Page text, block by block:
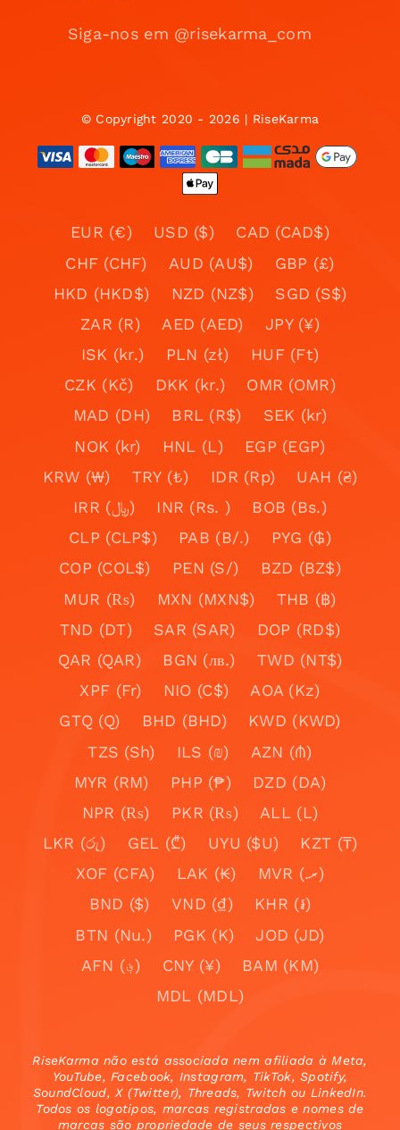
Siga-nos em @risekarma_com
© Copyright 2020 - 2026 | RiseKarma
EUR (€) USD ($)
CAD (CAD$)
CHF (CHF)
AUD (AU$)
GBP (£)
HKD (HKD$)
NZD (NZ$)
SGD (S$)
ZAR (R)
AED (AED)
JPY (¥)
ISK (kr.)
PLN (zł)
HUF (Ft)
CZK (Kč)
DKK (kr.)
OMR (OMR)
MAD (DH)
BRL (R$)
SEK (kr)
NOK (kr)
HNL (L)
EGP (EGP)
KRW (₩)
TRY (₺) IDR (Rp)
UAH (₴)
IRR (﷼)
INR (Rs. )
BOB (Bs.)
CLP (CLP$)
PAB (B/.)
PYG (₲)
COP (COL$)
PEN (S/)
BZD (BZ$)
MUR (₨)
MXN (MXN$)
THB (฿)
TND (DT)
SAR (SAR)
DOP (RD$)
QAR (QAR)
BGN (лв.)
TWD (NT$)
XPF (Fr)
NIO (C$)
AOA (Kz)
GTQ (Q)
BHD (BHD)
KWD (KWD)
TZS (Sh)
ILS (₪)
AZN (₼)
MYR (RM)
PHP (₱)
DZD (DA)
NPR (₨)
PKR (₨)
ALL (L)
LKR (රු)
GEL (₾) UYU ($U)
KZT (₸)
XOF (CFA)
LAK (₭)
MVR (.ރ)
BND ($)
VND (₫)
KHR (៛)
BTN (Nu.)
PGK (K)
JOD (JD)
AFN (؋)
CNY (¥)
BAM (KM)
MDL (MDL)
RiseKarma não está associada nem afiliada à Meta,
YouTube, Facebook, Instagram, TikTok, Spotify,
SoundCloud, X (Twitter), Threads, Twitch ou LinkedIn.
Todos os logotipos, marcas registradas e nomes de
marcas são propriedade de seus respectivos